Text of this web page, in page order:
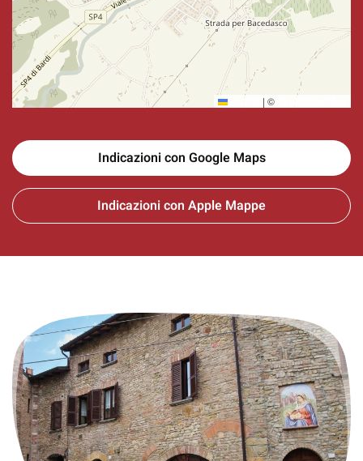
| ©
Indicazioni con Google Maps
Indicazioni con Apple Mappe